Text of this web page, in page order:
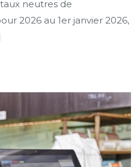
neutres de
2026 au 1er janvier 2026,